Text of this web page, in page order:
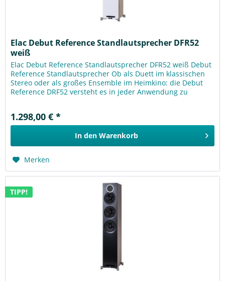
Elac Debut Reference Standlautsprecher DFR52
weiß
Elac Debut Reference Standlautsprecher DFR52 weiß Debut
Reference Standlautsprecher Ob als Duett im klassischen
Stereo oder als großes Ensemble im Heimkino: die Debut
Reference DRF52 versteht es in jeder Anwendung zu
1.298,00 € *
In den Warenkorb
Merken
TIPP!